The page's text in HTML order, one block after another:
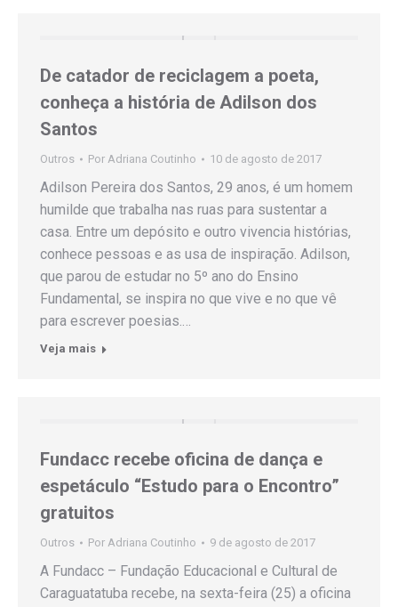
De catador de reciclagem a poeta,
conheça a história de Adilson dos
Santos
Outros Por Adriana Coutinho 10 de agosto de 2017
Adilson Pereira dos Santos, 29 anos, é um homem
humilde que trabalha nas ruas para sustentar a
casa. Entre um depósito e outro vivencia histórias,
conhece pessoas e as usa de inspiração. Adilson,
que parou de estudar no 5º ano do Ensino
Fundamental, se inspira no que vive e no que vê
para escrever poesias.…
Veja mais
Fundacc recebe oficina de dança e
espetáculo “Estudo para o Encontro”
gratuitos
Outros Por Adriana Coutinho 9 de agosto de 2017
A Fundacc – Fundação Educacional e Cultural de
Caraguatatuba recebe, na sexta-feira (25) a oficina